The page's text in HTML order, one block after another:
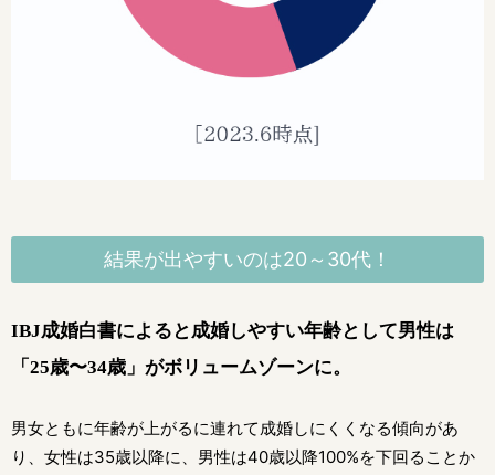
結果が出やすいのは20～30代！
IBJ成婚白書によると成婚しやすい年齢として男性は
「25歳〜34歳」がボリュームゾーンに。
男女ともに年齢が上がるに連れて成婚しにくくなる傾向があ
り、女性は35歳以降に、 男性は40歳以降100%を下回ることか